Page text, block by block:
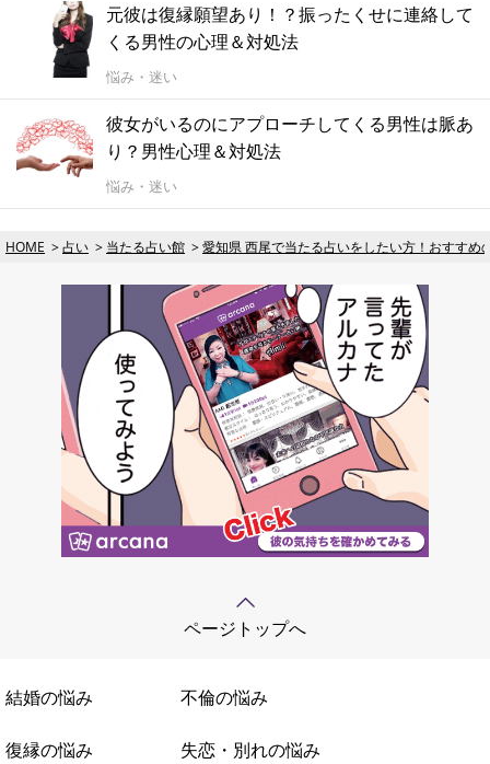
元彼は復縁願望あり！？振ったくせに連絡して
くる男性の心理＆対処法
悩み・迷い
彼女がいるのにアプローチしてくる男性は脈あ
り？男性心理＆対処法
悩み・迷い
HOME 占い 当たる占い館 愛知県 西尾で当たる占いをしたい方！おすすめ
ページトップへ
結婚の悩み 不倫の悩み
復縁の悩み 失恋・別れの悩み